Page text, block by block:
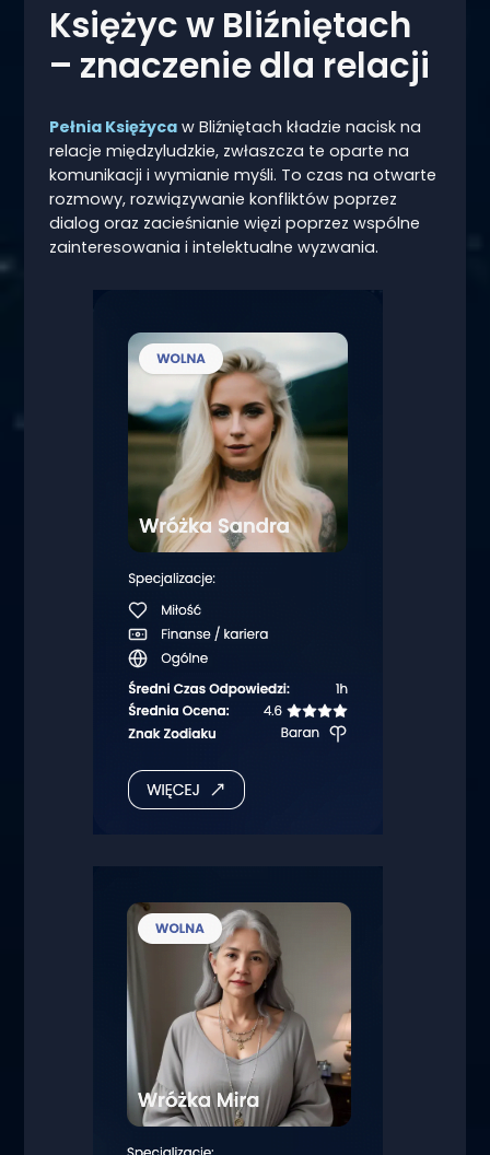
Księżyc w Bliźniętach
– znaczenie dla relacji
Pełnia Księżycaw Bliźniętach kładzie nacisk na
relacje międzyludzkie, zwłaszcza te oparte na
komunikacji i wymianie myśli. To czas na otwarte
rozmowy, rozwiązywanie konfliktów poprzez
dialog oraz zacieśnianie więzi poprzez wspólne
zainteresowania i intelektualne wyzwania.